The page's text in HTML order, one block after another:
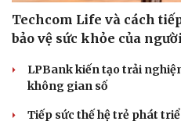
Techcom Life và cách
bảo vệ sức khỏe của
LPBank kiến tạo trải
không gian số
Tiếp sức thế hệ trẻ phát